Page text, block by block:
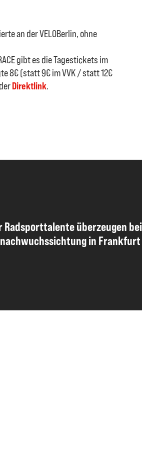
an der VELOBerlin, ohne
gibt es die Tagestickets im
8€ (statt 9€ im VVK / statt 12€
Direktlink.
Radsporttalente überzeugen bei
in Frankfurt